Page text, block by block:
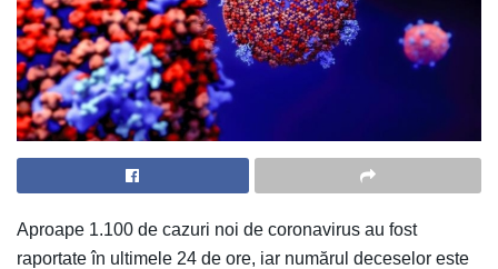
Aproape 1.100 de cazuri noi de coronavirus au fost
raportate în ultimele 24 de ore, iar numărul deceselor este